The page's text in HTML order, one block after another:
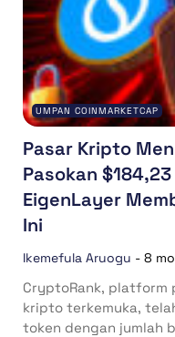
UMPAN COINMARKETCAP
Pasar Kripto
Pasokan
EigenLayer
Ini
Ikemefula Aruogu - 8
CryptoRank,
kripto terkemuka,
token dengan jumlah